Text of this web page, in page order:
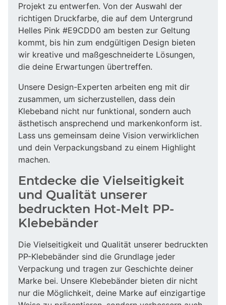
Projekt zu entwerfen. Von der Auswahl der
richtigen Druckfarbe, die auf dem Untergrund
Helles Pink #E9CDD0 am besten zur Geltung
kommt, bis hin zum endgültigen Design bieten
wir kreative und maßgeschneiderte Lösungen,
die deine Erwartungen übertreffen.
Unsere Design-Experten arbeiten eng mit dir
zusammen, um sicherzustellen, dass dein
Klebeband nicht nur funktional, sondern auch
ästhetisch ansprechend und markenkonform ist.
Lass uns gemeinsam deine Vision verwirklichen
und dein Verpackungsband zu einem Highlight
machen.
Entdecke die Vielseitigkeit
und Qualität unserer
bedruckten Hot-Melt PP-
Klebebänder
Die Vielseitigkeit und Qualität unserer bedruckten
PP-Klebebänder sind die Grundlage jeder
Verpackung und tragen zur Geschichte deiner
Marke bei. Unsere Klebebänder bieten dir nicht
nur die Möglichkeit, deine Marke auf einzigartige